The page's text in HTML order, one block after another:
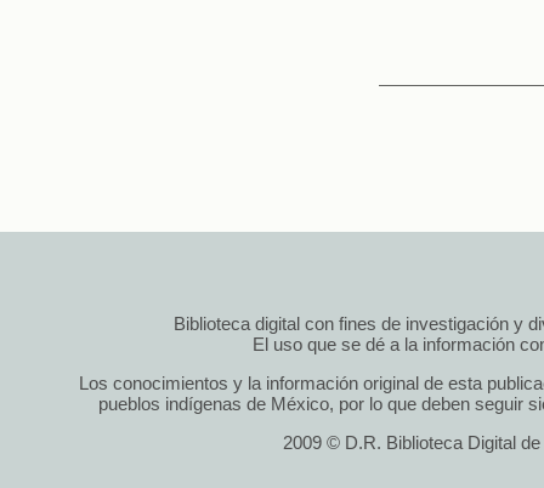
Biblioteca digital con fines de investigación y
El uso que se dé a la información
Los conocimientos y la información original de esta
pueblos indígenas de México, por lo que deben seguir
2009 © D.R. Biblioteca Digital